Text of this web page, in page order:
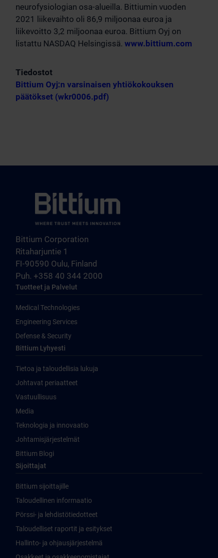
neurofysiologian osa-alueilla. Bittiumin vuoden
2021 liikevaihto oli 86,9 miljoonaa euroa ja
liikevoitto 3,2 miljoonaa euroa. Bittium Oyj on
listattu NASDAQ Helsingissä. www.bittium.com
Tiedostot
Bittium Oyj:n varsinaisen yhtiökokouksen
päätökset (wkr0006.pdf)
Bittium Corporation
Ritaharjuntie 1
FI-90590 Oulu, Finland
Puh. +358 40 344 2000
Tuotteet ja Palvelut
Medical Technologies
Engineering Services
Defense & Security
Bittium Lyhyesti
Tietoa ja taloudellisia lukuja
Johtavat periaatteet
Vastuullisuus
Media
Teknologia ja innovaatio
Johtamisjärjestelmät
Bittium Blogi
Sijoittajat
Bittium sijoittajille
Taloudellinen informaatio
Pörssi- ja lehdistötiedotteet
Taloudelliset raportit ja esitykset
Hallinto- ja ohjausjärjestelmä